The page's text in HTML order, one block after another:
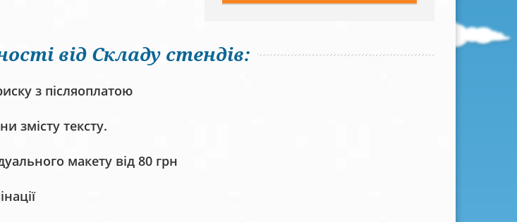
від Складу стендів:
з післяоплатою
змісту тексту.
макету від 80 грн